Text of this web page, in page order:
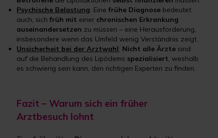
Psychische Belastung: Einefrühe Diagnose bedeutet
auch, sichfrüh mit einer chronischen Erkrankung
auseinandersetzen zu müssen – eine Herausforderung,
insbesondere wenn das Umfeld wenig Verständnis zeigt.
Unsicherheit bei der Arztwahl: Nicht alle Ärzte sind
auf die Behandlung des Lipödems spezialisiert, weshalb
es schwierig sein kann, den richtigen Experten zu finden.
Fazit – Warum sich ein früher
Arztbesuch lohnt